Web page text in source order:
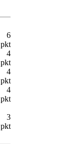
6
pkt
4
pkt
4
pkt
4
pkt
3
pkt